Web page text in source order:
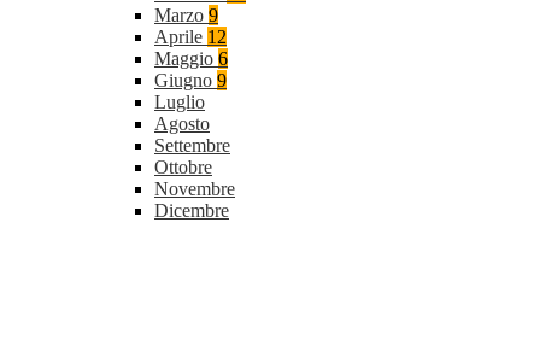
Marzo 9
Aprile 12
Maggio 6
Giugno 9
Luglio
Agosto
Settembre
Ottobre
Novembre
Dicembre